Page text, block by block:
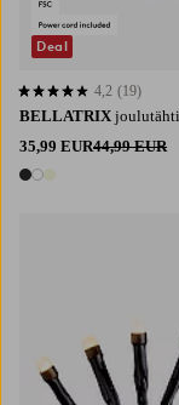
BELLATRIX
35,99 EUR44,99 EUR
3 värejä
4,2 perustuen 19
4,2 (19)
Deal